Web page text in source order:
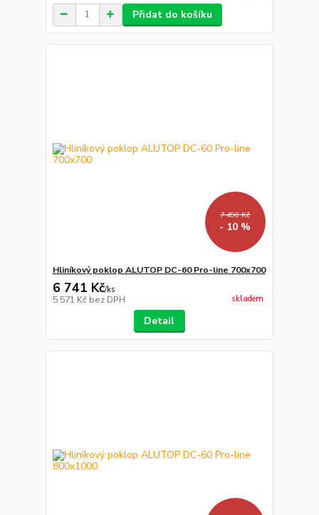
Přidat do košíku
7 490 Kč
- 10 %
Hliníkový poklop ALUTOP DC-60 Pro-line 700x700
6 741 Kč/ks
5 571 Kč bez DPH skladem
Detail